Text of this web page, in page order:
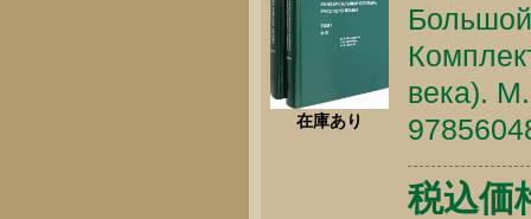
在庫あり
века).
税込価